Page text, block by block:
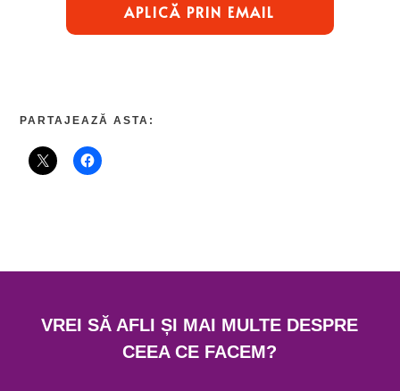
APLICĂ PRIN EMAIL
PARTAJEAZĂ ASTA:
VREI SĂ AFLI ȘI MAI MULTE DESPRE
CEEA CE FACEM?